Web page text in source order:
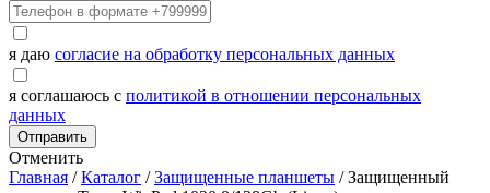
я даю согласие на обработку персональных данных
я соглашаюсь с политикой в отношении персональных
данных
Отправить
Отменить
Главная /Каталог /Защищенные планшеты /Защищенный